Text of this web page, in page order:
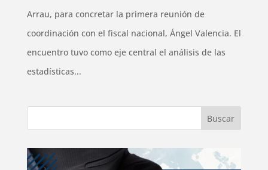
Arrau, para concretar la primera reunión de
coordinación con el fiscal nacional, Ángel Valencia. El
encuentro tuvo como eje central el análisis de las
estadísticas...